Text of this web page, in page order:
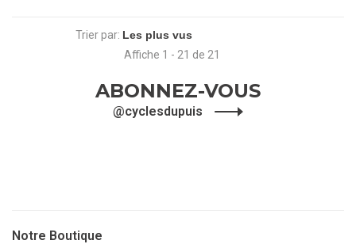
Trier par:
Affiche 1 - 21 de 21
ABONNEZ-VOUS
@cyclesdupuis
Notre Boutique